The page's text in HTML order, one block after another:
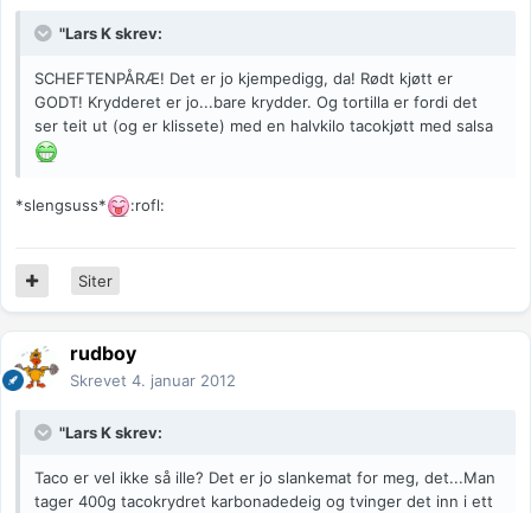
"Lars K skrev:
SCHEFTENPÅRÆ! Det er jo kjempedigg, da! Rødt kjøtt er
GODT! Krydderet er jo...bare krydder. Og tortilla er fordi det
ser teit ut (og er klissete) med en halvkilo tacokjøtt med salsa
*slengsuss* :rofl:
Siter
rudboy
Skrevet 4. januar 2012
"Lars K skrev:
Taco er vel ikke så ille? Det er jo slankemat for meg, det...Man
tager 400g tacokrydret karbonadedeig og tvinger det inn i ett